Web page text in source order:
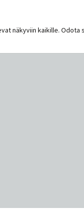
näkyviin kaikille.